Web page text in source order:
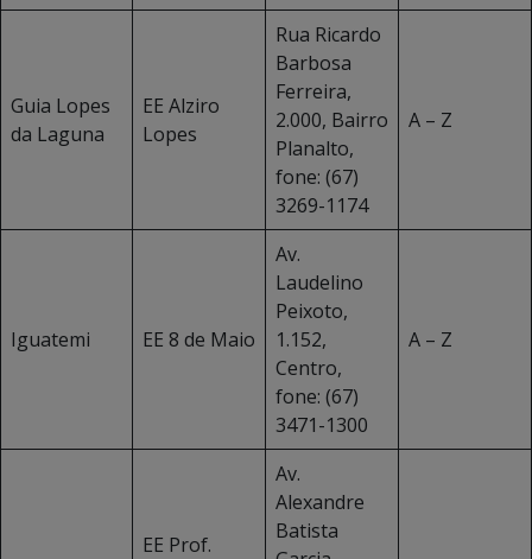
Guia Lopes
da Laguna
EE Alziro
Lopes
Rua Ricardo
Barbosa
Ferreira,
2.000, Bairro
Planalto,
fone: (67)
3269-1174
A – Z
Iguatemi EE 8 de Maio
Av.
Laudelino
Peixoto,
1.152,
Centro,
fone: (67)
3471-1300
A – Z
EE Prof.
Av.
Alexandre
Batista